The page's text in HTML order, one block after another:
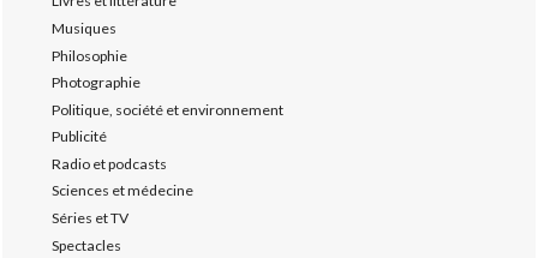
Musiques
Philosophie
Photographie
Politique, société et environnement
Publicité
Radio et podcasts
Sciences et médecine
Séries et TV
Spectacles